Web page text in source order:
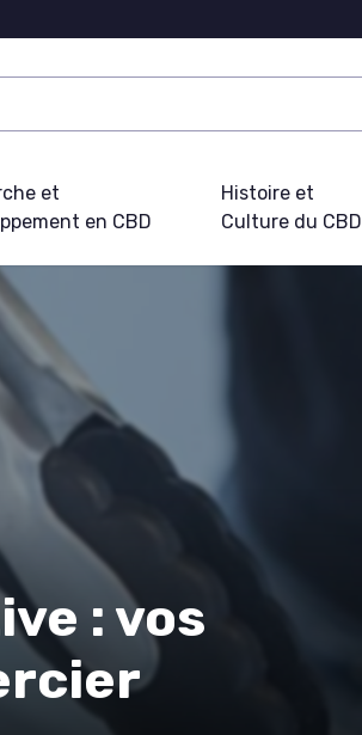
et
en CBD
Histoire et
Culture du CBD
: vos